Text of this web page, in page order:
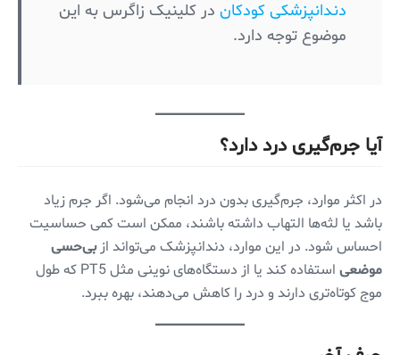
دندانپزشکی کودکان در کلینیک زاگرس به این
موضوع توجه دارد.
آیا جرم‌گیری درد دارد؟
در اکثر موارد، جرم‌گیری بدون درد انجام می‌شود. اگر جرم زیاد
باشد یا لثه‌ها التهاب داشته باشند، ممکن است کمی حساسیت
احساس شود. در این موارد، دندانپزشک می‌تواند ازبی‌حسی
موضعی
استفاده کند یا از دستگاه‌های نوینی مثل PT5 که طول
موج کوتاه‌تری دارند و درد را کاهش می‌دهند، بهره ببرد.